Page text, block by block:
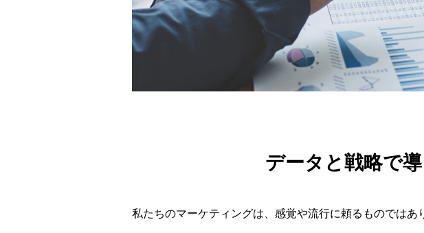
データと戦略で
私たちのマーケティングは、感覚や流行に頼るものではあ